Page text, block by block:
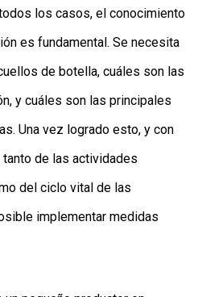
los casos, el conocimiento
es fundamental. Se necesita
de botella, cuáles son las
y cuáles son las principales
Una vez logrado esto, y con
de las actividades
del ciclo vital de las
implementar medidas